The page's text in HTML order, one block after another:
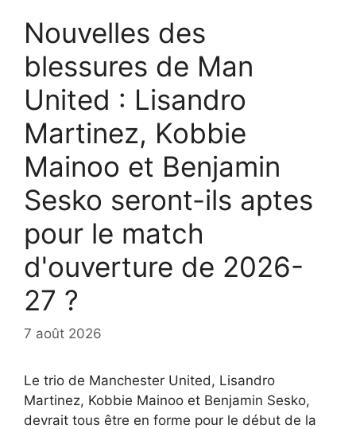
Nouvelles des
blessures de Man
United : Lisandro
Martinez, Kobbie
Mainoo et Benjamin
Sesko seront-ils aptes
pour le match
d'ouverture de 2026-
27 ?
7 août 2026
Le trio de Manchester United, Lisandro
Martinez, Kobbie Mainoo et Benjamin Sesko,
devrait tous être en forme pour le début de la